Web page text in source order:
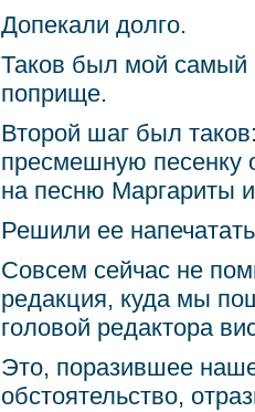
Допекали долго.
Таков был мой самый
поприще.
Второй шаг был
пресмешную песенку
на песню Маргариты
Решили ее
Совсем сейчас не
редакция, куда мы
головой редактора
Это, поразившее
обстоятельство,